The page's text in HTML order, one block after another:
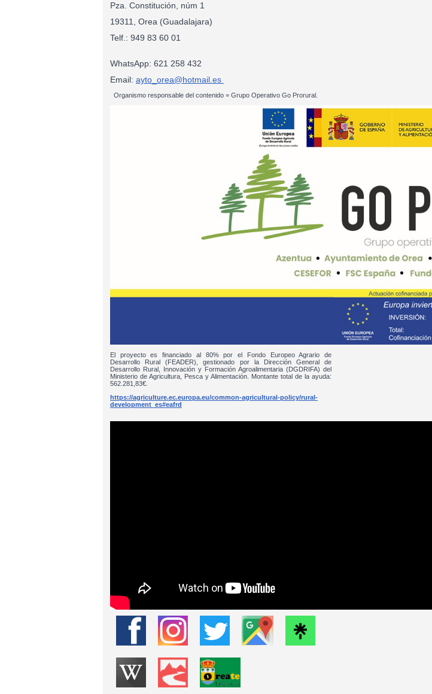
Pza. Constitución, núm 1
19311, Orea (Guadalajara)
Telf.: 949 83 60 01
WhatsApp: 621 258 432
Email: ayto_orea@hotmail.es
Organismo responsable del contenido = Grupo Operativo Go Prorural.
El proyecto es financiado al 80% por el Fondo Europeo Agrario de
Desarrollo Rural (FEADER), gestionado por la Dirección General de
Desarrollo Rural, Innovación y Formación Agroalimentaria (DGDRIFA) del
Ministerio de Agricultura, Pesca y Alimentación. Montante total de la ayuda:
562.281,83€.
https://agriculture.ec.europa.eu/common-agricultural-policy/rural-
development_es#eafrd